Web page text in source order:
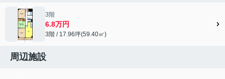
3階
6.8万円
3階 / 17.96坪(59.40㎡)
周辺施設